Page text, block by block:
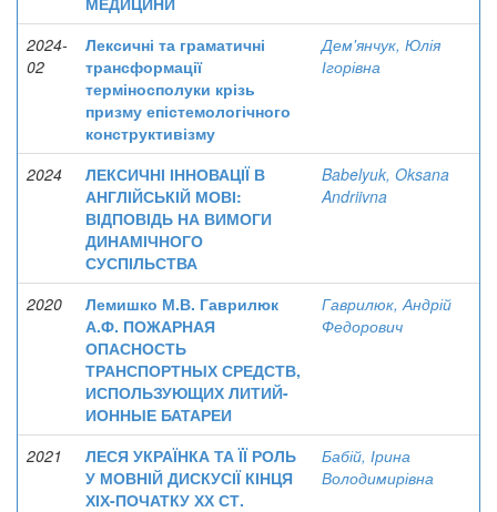
2024-
02
Лексичні та граматичні
трансформації
терміносполуки крізь
призму епістемологічного
конструктивізму
Дем'янчук, Юлія
Ігорівна
2024
ЛЕКСИЧНІ ІННОВАЦІЇ В
АНГЛІЙСЬКІЙ МОВІ:
ВІДПОВІДЬ НА ВИМОГИ
ДИНАМІЧНОГО
СУСПІЛЬСТВА
Babelyuk, Oksana
Andriivna
2020
Лемишко М.В. Гаврилюк
А.Ф. ПОЖАРНАЯ
ОПАСНОСТЬ
ТРАНСПОРТНЫХ СРЕДСТВ,
ИСПОЛЬЗУЮЩИХ ЛИТИЙ-
ИОННЫЕ БАТАРЕИ
Гаврилюк, Андрій
Федорович
2021
ЛЕСЯ УКРАЇНКА ТА ЇЇ РОЛЬ
У МОВНІЙ ДИСКУСІЇ КІНЦЯ
ХІХ-ПОЧАТКУ ХХ СТ.
Бабій, Ірина
Володимирівна